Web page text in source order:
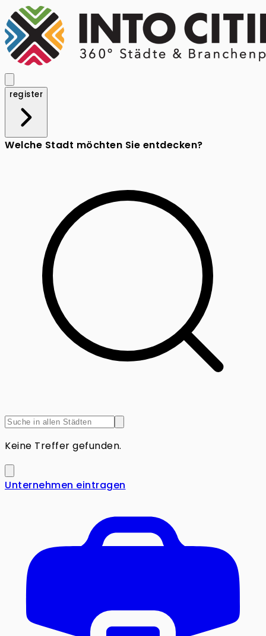
register
Welche Stadt möchten Sie entdecken?
Keine Treffer gefunden.
Unternehmen eintragen